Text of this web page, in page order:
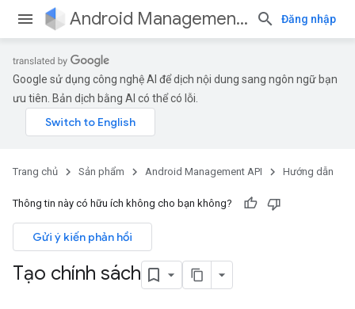
Android Management API Đăng nhập
Google sử dụng công nghệ AI để dịch nội dung sang ngôn ngữ bạn
ưu tiên. Bản dịch bằng AI có thể có lỗi.
Trang chủ Sản phẩm Android Management API Hướng dẫn
Thông tin này có hữu ích không cho bạn không?
Gửi ý kiến phản hồi
Tạo chính sách